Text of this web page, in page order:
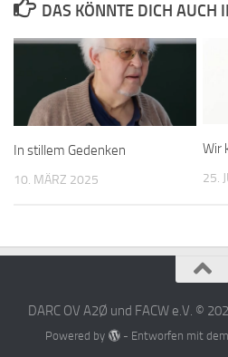
DAS KÖNNTE DICH AUCH
In stillem Gedenken
10. MÄRZ 2025
Wir
25.
DARC OV A2Ø und FACW e.V. ©
Powered by - Entworfen mit dem